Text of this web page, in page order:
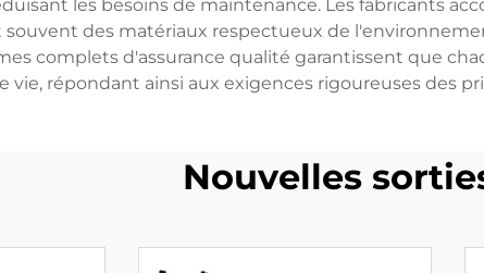
les besoins de maintenance. Les fabricants
souvent des matériaux respectueux de
complets d'assurance qualité garantissent que
vie, répondant ainsi aux exigences rigoureuses des
Nouvelles